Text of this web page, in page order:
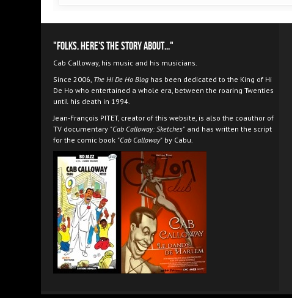
"Folks, here's the story about..."
Cab Calloway, his music and his musicians.
Since 2006, The Hi De Ho Blog has been dedicated to the King of Hi
De Ho who entertained a whole era, between the roaring Twenties
until his death in 1994.
Jean-François PITET, creator of this website, is also the coauthor of
TV documentary "Cab Calloway: Sketches" and has written the script
for the comic book "Cab Calloway" by Cabu.